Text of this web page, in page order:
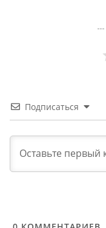
Подписаться